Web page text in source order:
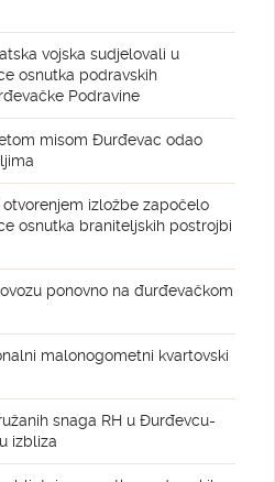
vojska sudjelovali u
osnutka podravskih
Podravine
misom Đurđevac odao
izložbe započelo
osnutka braniteljskih postrojbi
ponovno na đurđevačkom
malonogometni kvartovski
snaga RH u Đurđevcu-
izbliza